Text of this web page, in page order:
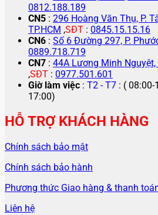
0812.188.189
CN5 : 296 Hoàng Văn Thụ, P.
TP.HCM ,SĐT : 0845.15.15.16
CN6 : Số 6 Đường 297, P.
0889.718.719
CN7 : 44A Lương Minh Nguyệt,
,SĐT : 0977.501.601
Giờ làm việc : T2 - T7 : ( 08:00-
17:00)
HỖ TRỢ KHÁCH HÀNG
Chính sách bảo mật
Chính sách bảo hành
Phương thức Giao hàng & thanh
Liên hệ